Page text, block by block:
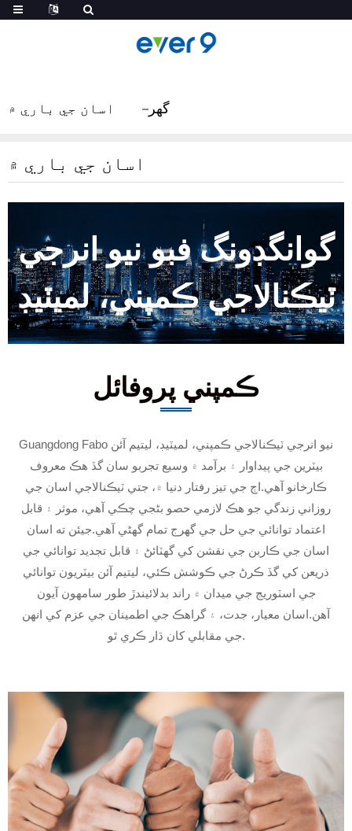
گهر اسان جي باري ۾
اسان جي باري ۾
گوانگڊونگ فبو نيو انرجي
ٽيڪنالاجي ڪمپني، لميٽيڊ
ڪمپني پروفائل
Guangdong Fabo نيو انرجي ٽيڪنالاجي ڪمپني، لميٽيڊ، ليتيم آئن
بيٽرين جي پيداوار ۽ برآمد ۾ وسيع تجربو سان گڏ هڪ معروف
ڪارخانو آهي.اڄ جي تيز رفتار دنيا ۾، جتي ٽيڪنالاجي اسان جي
روزاني زندگي جو هڪ لازمي حصو بڻجي چڪي آهي، موثر ۽ قابل
اعتماد توانائي جي حل جي گهرج تمام گهڻي آهي.جيئن ته اسان
اسان جي ڪاربن جي نقشن کي گھٽائڻ ۽ قابل تجديد توانائي جي
ذريعن کي گڏ ڪرڻ جي ڪوشش ڪئي، ليتيم آئن بيٽريون توانائي
جي اسٽوريج جي ميدان ۾ راند بدلائيندڙ طور سامهون آيون
آهن.اسان معيار، جدت، ۽ گراهڪ جي اطمينان جي عزم کي انهن
جي مقابلي کان ڌار ڪري ٿو.